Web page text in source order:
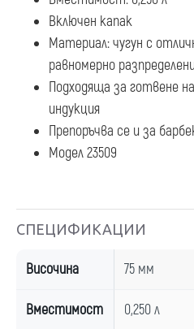
Включен капак
Материал: чугун с
равномерно
Подходяща за готвене
индукция
Препоръчва се и за
Модел 23509
СПЕЦИФИКАЦИИ
Височина 75 мм
Вместимост 0,250 л